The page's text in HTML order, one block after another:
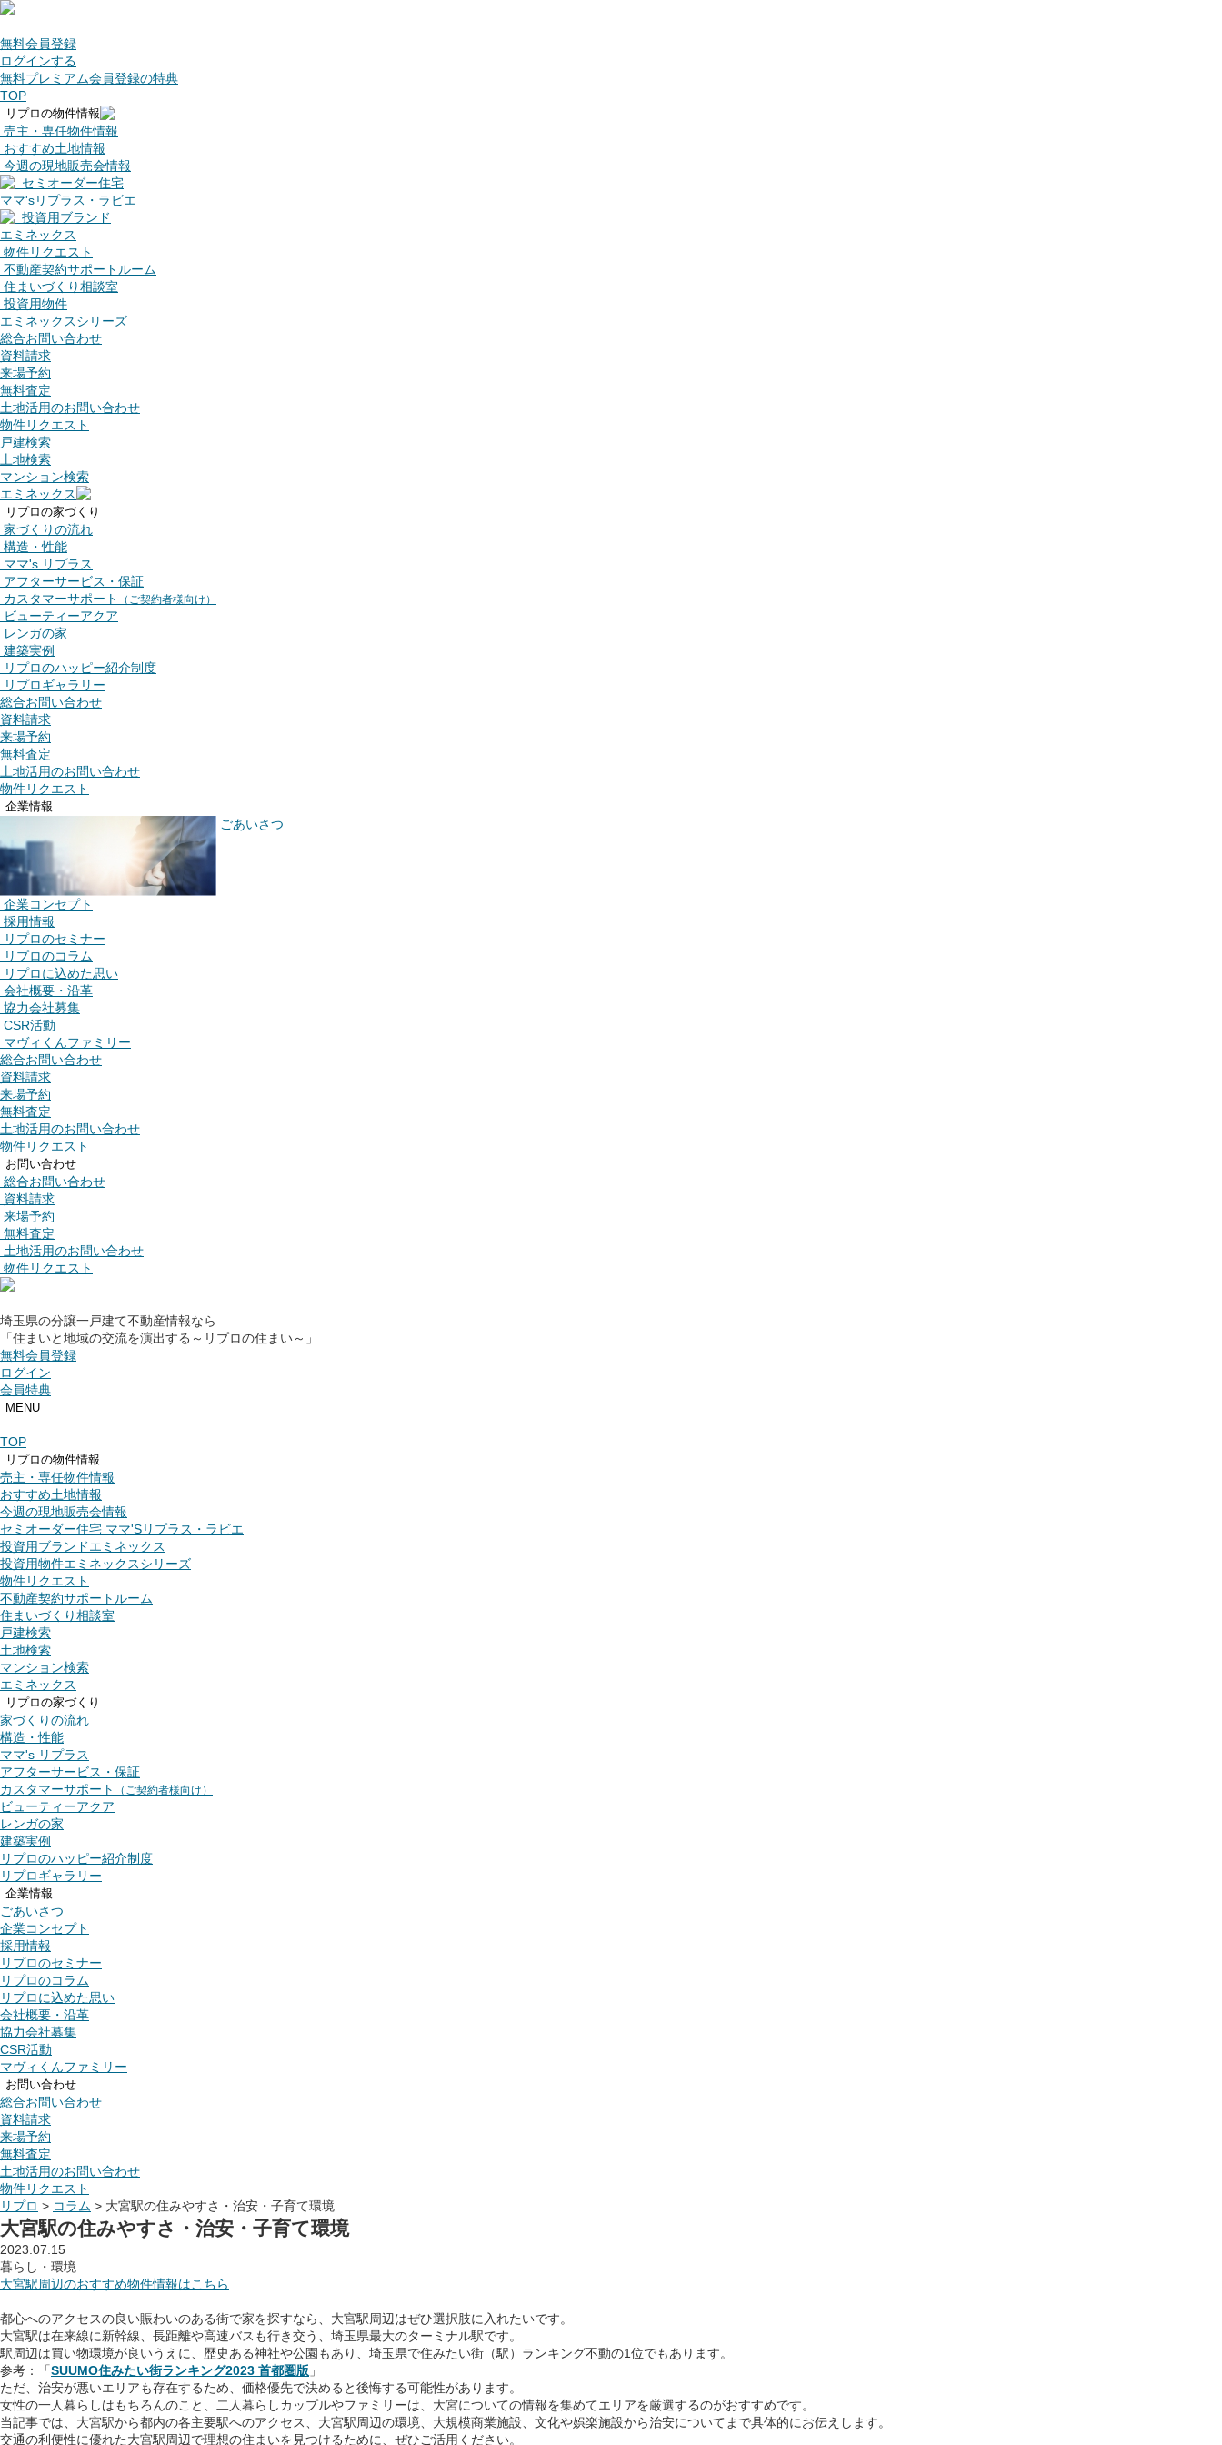
無料会員登録
ログインする
無料プレミアム会員登録の特典
TOP
リプロの物件情報
売主・専任物件情報
おすすめ土地情報
今週の現地販売会情報
セミオーダー住宅
ママ'sリプラス・ラビエ
投資用ブランド
エミネックス
物件リクエスト
不動産契約サポートルーム
住まいづくり相談室
投資用物件
エミネックスシリーズ
総合お問い合わせ
資料請求
来場予約
無料査定
土地活用のお問い合わせ
物件リクエスト
戸建検索
土地検索
マンション検索
エミネックス
リプロの家づくり
家づくりの流れ
構造・性能
ママ's リプラス
アフターサービス・保証
カスタマーサポート
（ご契約者様向け）
ビューティーアクア
レンガの家
建築実例
リプロのハッピー紹介制度
リプロギャラリー
総合お問い合わせ
資料請求
来場予約
無料査定
土地活用のお問い合わせ
物件リクエスト
企業情報
ごあいさつ
企業コンセプト
採用情報
リプロのセミナー
リプロのコラム
リプロに込めた思い
会社概要・沿革
協力会社募集
CSR活動
マヴィくんファミリー
総合お問い合わせ
資料請求
来場予約
無料査定
土地活用のお問い合わせ
物件リクエスト
お問い合わせ
総合お問い合わせ
資料請求
来場予約
無料査定
土地活用のお問い合わせ
物件リクエスト
埼玉県の分譲一戸建て不動産情報なら
「住まいと地域の交流を演出する～リプロの住まい～」
無料会員登録
ログイン
会員特典
MENU
TOP
リプロの物件情報
売主・専任物件情報
おすすめ土地情報
今週の現地販売会情報
セミオーダー住宅 ママ'Sリプラス・ラビエ
投資用ブランドエミネックス
投資用物件エミネックスシリーズ
物件リクエスト
不動産契約サポートルーム
住まいづくり相談室
戸建検索
土地検索
マンション検索
エミネックス
リプロの家づくり
家づくりの流れ
構造・性能
ママ's リプラス
アフターサービス・保証
カスタマーサポート
（ご契約者様向け）
ビューティーアクア
レンガの家
建築実例
リプロのハッピー紹介制度
リプロギャラリー
企業情報
ごあいさつ
企業コンセプト
採用情報
リプロのセミナー
リプロのコラム
リプロに込めた思い
会社概要・沿革
協力会社募集
CSR活動
マヴィくんファミリー
お問い合わせ
総合お問い合わせ
資料請求
来場予約
無料査定
土地活用のお問い合わせ
物件リクエスト
リプロ > コラム > 大宮駅の住みやすさ・治安・子育て環境
大宮駅の住みやすさ・治安・子育て環境
2023.07.15
暮らし・環境
大宮駅周辺のおすすめ物件情報はこちら
都心へのアクセスの良い賑わいのある街で家を探すなら、大宮駅周辺はぜひ選択肢に入れたいです。
大宮駅は在来線に新幹線、長距離や高速バスも行き交う、埼玉県最大のターミナル駅です。
駅周辺は買い物環境が良いうえに、歴史ある神社や公園もあり、埼玉県で住みたい街（駅）ランキング不動の1位でもあります。
参考：「SUUMO住みたい街ランキング2023 首都圏版 」
ただ、治安が悪いエリアも存在するため、価格優先で決めると後悔する可能性があります。
女性の一人暮らしはもちろんのこと、二人暮らしカップルやファミリーは、大宮についての情報を集めてエリアを厳選するのがおすすめです。
当記事では、大宮駅から都内の各主要駅へのアクセス、大宮駅周辺の環境、大規模商業施設、文化や娯楽施設から治安についてまで具体的にお伝えします。
交通の利便性に優れた大宮駅周辺で理想の住まいを見つけるために、ぜひご活用ください。